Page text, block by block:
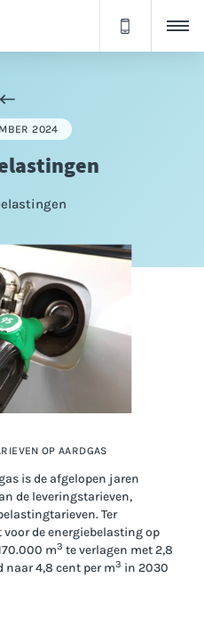
2024
OP AARDGAS
is de afgelopen jaren
de leveringstarieven,
Ter
de energiebelasting op
m3 te verlagen met 2,8
naar 4,8 cent per m3 in 2030